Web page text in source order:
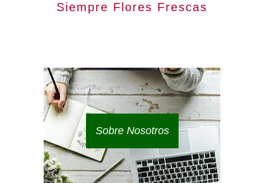
Siempre Flores Frescas
Sobre Nosotros